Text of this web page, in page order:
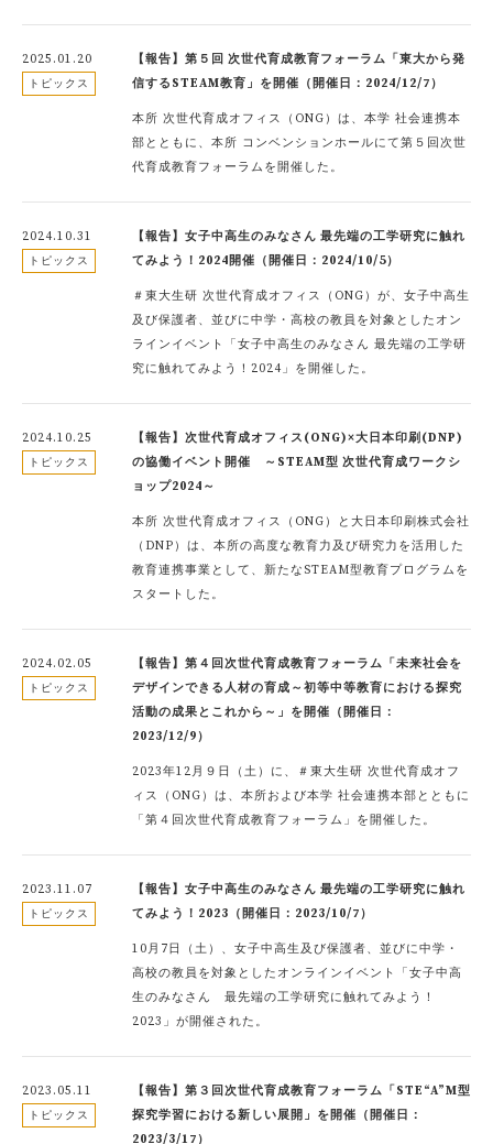
2025.01.20
トピックス
【報告】第５回 次世代育成教育フォーラム「東大から発
信するSTEAM教育」を開催（開催日：2024/12/7）
本所 次世代育成オフィス（ONG）は、本学 社会連携本
部とともに、本所 コンベンションホールにて第５回次世
代育成教育フォーラムを開催した。
2024.10.31
トピックス
【報告】女子中高生のみなさん 最先端の工学研究に触れ
てみよう！2024開催（開催日：2024/10/5）
＃東大生研 次世代育成オフィス（ONG）が、女子中高生
及び保護者、並びに中学・高校の教員を対象としたオン
ラインイベント「女子中高生のみなさん 最先端の工学研
究に触れてみよう！2024」を開催した。
2024.10.25
トピックス
【報告】次世代育成オフィス(ONG)×大日本印刷(DNP)
の協働イベント開催 ～STEAM型 次世代育成ワークシ
ョップ2024～
本所 次世代育成オフィス（ONG）と大日本印刷株式会社
（DNP）は、本所の高度な教育力及び研究力を活用した
教育連携事業として、新たなSTEAM型教育プログラムを
スタートした。
2024.02.05
トピックス
【報告】第４回次世代育成教育フォーラム「未来社会を
デザインできる人材の育成～初等中等教育における探究
活動の成果とこれから～」を開催（開催日：
2023/12/9）
2023年12月９日（土）に、＃東大生研 次世代育成オフ
ィス（ONG）は、本所および本学 社会連携本部とともに
「第４回次世代育成教育フォーラム」を開催した。
2023.11.07
トピックス
【報告】女子中高生のみなさん 最先端の工学研究に触れ
てみよう！2023（開催日：2023/10/7）
10月7日（土）、女子中高生及び保護者、並びに中学・
高校の教員を対象としたオンラインイベント「女子中高
生のみなさん 最先端の工学研究に触れてみよう！
2023」が開催された。
2023.05.11
トピックス
【報告】第３回次世代育成教育フォーラム「STE“A”M型
探究学習における新しい展開」を開催（開催日：
2023/3/17）